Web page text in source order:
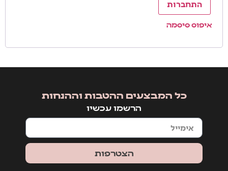
התחברות
איפוס סיסמה
כל המבצעים ההטבות וההנחות
הרשמו עכשיו
הצטרפות